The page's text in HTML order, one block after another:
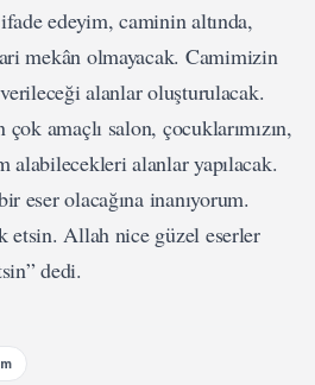
edeyim, caminin altında,
mekân olmayacak. Camimizin
alanlar oluşturulacak.
amaçlı salon, çocuklarımızın,
alanlar yapılacak.
eser olacağına inanıyorum.
etsin. Allah nice güzel eserler
dedi.